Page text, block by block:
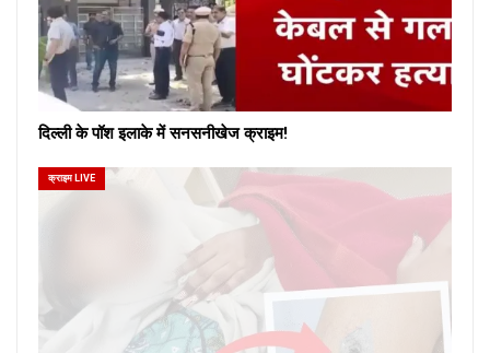
दिल्ली के पॉश इलाके में सनसनीखेज क्राइम!
क्राइम LIVE